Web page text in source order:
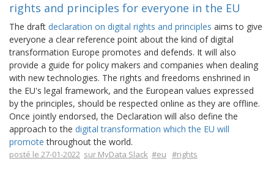
rights and principles for everyone in the EU
The draft declaration on digital rights and principles aims to give
everyone a clear reference point about the kind of digital
transformation Europe promotes and defends. It will also
provide a guide for policy makers and companies when dealing
with new technologies. The rights and freedoms enshrined in
the EU's legal framework, and the European values expressed
by the principles, should be respected online as they are offline.
Once jointly endorsed, the Declaration will also define the
approach to the digital transformation which the EU will
promote throughout the world.
posté le 27-01-2022 sur MyData Slack #eu #rights